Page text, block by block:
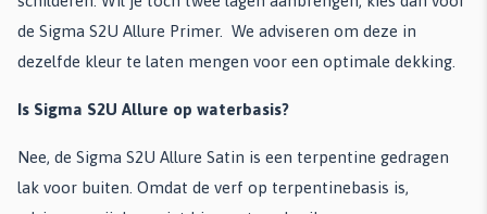
de Sigma S2U Allure Primer. We adviseren om deze in
dezelfde kleur te laten mengen voor een optimale dekking.
Is Sigma S2U Allure op waterbasis?
Nee, de Sigma S2U Allure Satin is een terpentine gedragen
lak voor buiten. Omdat de verf op terpentinebasis is,